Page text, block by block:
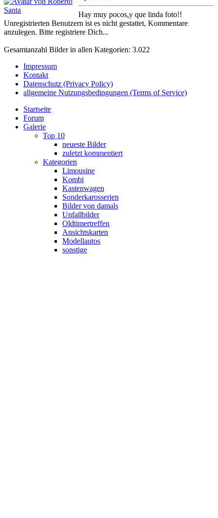
Hay muy pocos,y que linda foto!!
Unregistrierten Benutzern ist es nicht gestattet, Kommentare
anzulegen. Bitte registriere Dich...
Gesamtanzahl Bilder in allen Kategorien: 3.022
Impressum
Kontakt
Datenschutz (Privacy Policy)
allgemeine Nutzungsbedingungen (Terms of Service)
Startseite
Forum
Galerie
Top 10
neueste Bilder
zuletzt kommentiert
Kategorien
Limousine
Kombi
Kastenwagen
Sonderkarosserien
Bilder von damals
Unfallbilder
Oldtimertreffen
Ansichtskarten
Modellautos
sonstige